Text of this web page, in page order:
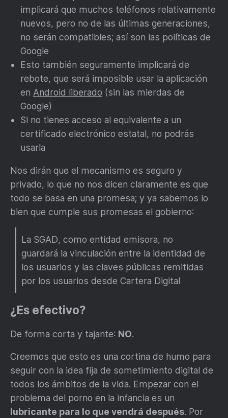
implicará que muchos teléfonos relativamente
nuevos, pero no de las últimas generaciones,
no serán compatibles; así son las políticas de
Google
Esto también seguramente implicará de
rebote, que será imposible usar la aplicación
en Android liberado (sin las mierdas de
Google)
Si no tienes acceso al equivalente a un
certificado electrónico estatal, no podrás
usarla
Nos dirán que el mecanismo es seguro y
privado, lo que no nos dicen claramente es que
todo se basa en una promesa; y ya sabemos lo
bien que cumple sus promesas el gobierno:
La SGAD, como entidad emisora, no
guardará la vinculación entre la identidad de
los usuarios y las claves públicas remitidas
por los usuarios desde Cartera Digital
¿Es efectivo?
De forma corta y tajante: NO.
Creemos que esto es una cortina de humo para
seguir con la idea fija de sometimiento digital de
todos los ámbitos de la vida. Empezar con el
problema del porno en la infancia es un
lubricante para lo que vendrá después. Por